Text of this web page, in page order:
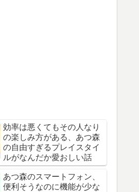
効率は悪くてもその人なり
の楽しみ方がある、あつ森
の自由すぎるプレイスタイ
ルがなんだか愛おしい話
あつ森のスマートフォン、
便利そうなのに機能が少な